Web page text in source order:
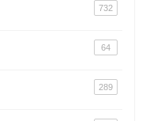
732
64
289